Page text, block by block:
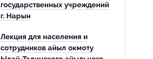
государственных учреждений
г. Нарын
Лекция для населения и
сотрудников айыл окмоту